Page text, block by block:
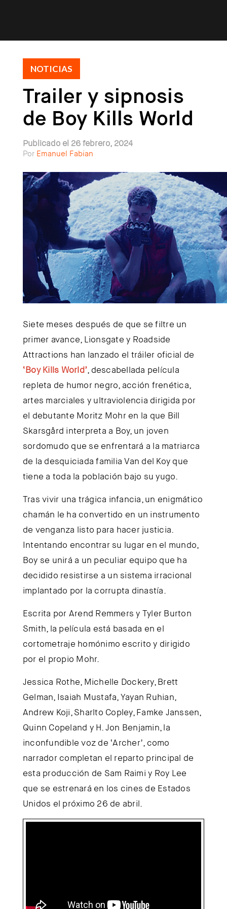
NOTICIAS
Trailer y sipnosis
de Boy Kills World
Publicado el 26 febrero, 2024
Por Emanuel Fabian
Siete meses después de que se filtre un
primer avance, Lionsgate y Roadside
Attractions han lanzado el tráiler oficial de
‘Boy Kills World’, descabellada película
repleta de humor negro, acción frenética,
artes marciales y ultraviolencia dirigida por
el debutante Moritz Mohr en la que Bill
Skarsgård interpreta a Boy, un joven
sordomudo que se enfrentará a la matriarca
de la desquiciada familia Van del Koy que
tiene a toda la población bajo su yugo.
Tras vivir una trágica infancia, un enigmático
chamán le ha convertido en un instrumento
de venganza listo para hacer justicia.
Intentando encontrar su lugar en el mundo,
Boy se unirá a un peculiar equipo que ha
decidido resistirse a un sistema irracional
implantado por la corrupta dinastía.
Escrita por Arend Remmers y Tyler Burton
Smith, la película está basada en el
cortometraje homónimo escrito y dirigido
por el propio Mohr.
Jessica Rothe, Michelle Dockery, Brett
Gelman, Isaiah Mustafa, Yayan Ruhian,
Andrew Koji, Sharlto Copley, Famke Janssen,
Quinn Copeland y H. Jon Benjamin, la
inconfundible voz de ‘Archer’, como
narrador completan el reparto principal de
esta producción de Sam Raimi y Roy Lee
que se estrenará en los cines de Estados
Unidos el próximo 26 de abril.